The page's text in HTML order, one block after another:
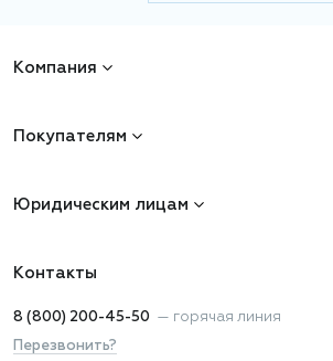
Компания
Покупателям
Юридическим лицам
Контакты
8 (800) 200-45-50 — горячая линия
Перезвонить?